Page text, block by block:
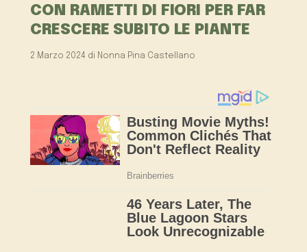
CON RAMETTI DI FIORI PER FAR
CRESCERE SUBITO LE PIANTE
2 Marzo 2024 di Nonna Pina Castellano